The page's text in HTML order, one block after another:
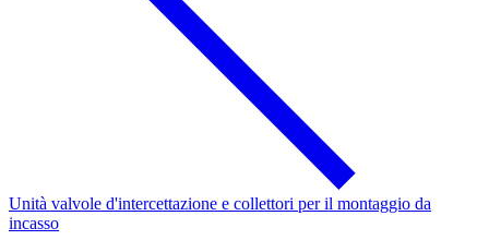
Unità valvole d'intercettazione e collettori per il montaggio da
incasso